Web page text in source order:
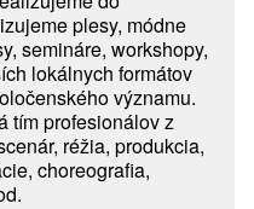
plesy, módne
semináre, workshopy,
lokálnych formátov
významu.
tím profesionálov z
réžia, produkcia,
choreografia,